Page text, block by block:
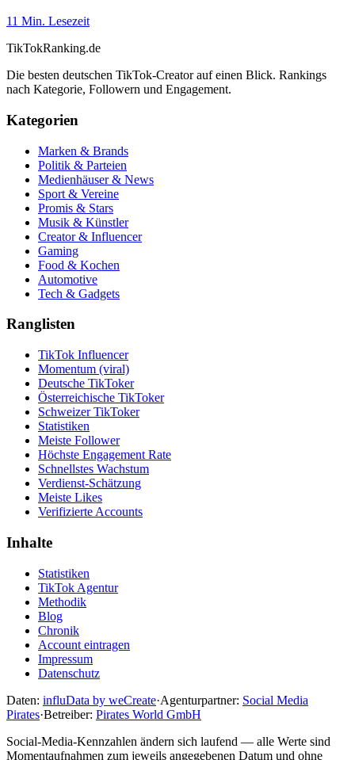
11 Min. Lesezeit
TikTokRanking.de
Die besten deutschen TikTok-Creator auf einen Blick. Rankings
nach Kategorie, Followern und Engagement.
Kategorien
Marken & Brands
Politik & Parteien
Medienhäuser & News
Sport & Vereine
Promis & Stars
Musik & Künstler
Creator & Influencer
Gaming
Food & Kochen
Automotive
Tech & Gadgets
Ranglisten
TikTok Influencer
Momentum (viral)
Deutsche TikToker
Österreichische TikToker
Schweizer TikToker
Statistiken
Meiste Follower
Höchste Engagement Rate
Schnellstes Wachstum
Verdienst-Schätzung
Meiste Likes
Verifizierte Accounts
Inhalte
Statistiken
TikTok Agentur
Methodik
Blog
Chronik
Account eintragen
Impressum
Datenschutz
Daten: influData by weCreate·Agenturpartner: Social Media
Pirates·Betreiber: Pirates World GmbH
Social-Media-Kennzahlen ändern sich laufend — alle Werte sind
Momentaufnahmen zum jeweils angegebenen Datum und ohne